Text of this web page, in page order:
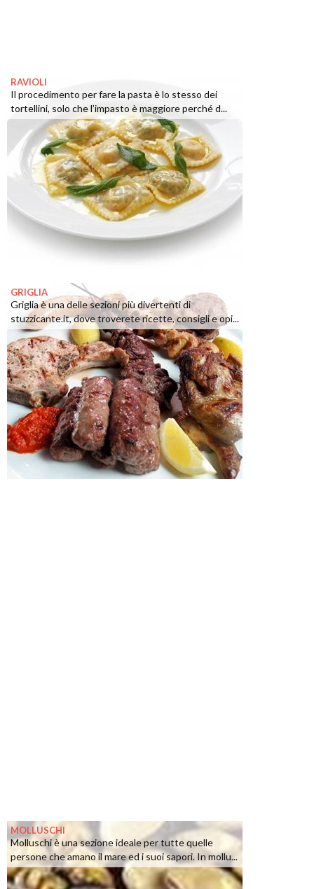
RAVIOLI
Il procedimento per fare la pasta è lo stesso dei
tortellini, solo che l’impasto è maggiore perché d...
GRIGLIA
Griglia è una delle sezioni più divertenti di
stuzzicante.it, dove troverete ricette, consigli e opi...
MOLLUSCHI
Molluschi è una sezione ideale per tutte quelle
persone che amano il mare ed i suoi sapori. In mollu...